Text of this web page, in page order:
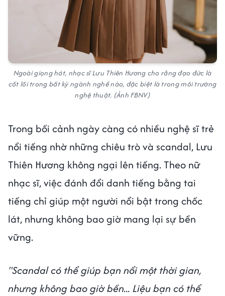
Ngoài giọng hát, nhạc sĩ Lưu Thiên Hương cho rằng đạo đức là
cốt lõi trong bất kỳ ngành nghề nào, đặc biệt là trong môi trường
nghệ thuật. (Ảnh FBNV)
Trong bối cảnh ngày càng có nhiều nghệ sĩ trẻ
nổi tiếng nhờ những chiêu trò và scandal, Lưu
Thiên Hương không ngại lên tiếng. Theo nữ
nhạc sĩ, việc đánh đổi danh tiếng bằng tai
tiếng chỉ giúp một người nổi bật trong chốc
lát, nhưng không bao giờ mang lại sự bền
vững.
"Scandal có thể giúp bạn nổi một thời gian,
nhưng không bao giờ bền... Liệu bạn có thể